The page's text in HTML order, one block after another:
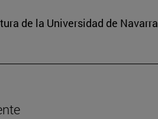
de la Universidad de Navarra